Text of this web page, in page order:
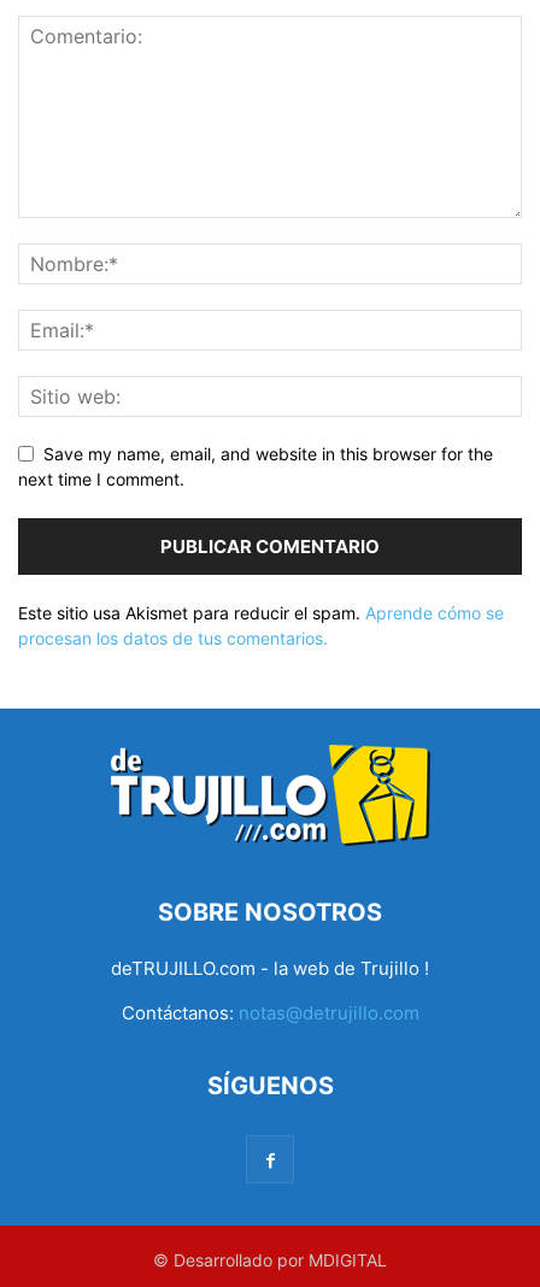
Save my name, email, and website in this browser for the
next time I comment.
Este sitio usa Akismet para reducir el spam. Aprende cómo se
procesan los datos de tus comentarios.
SOBRE NOSOTROS
deTRUJILLO.com - la web de Trujillo !
Contáctanos: notas@detrujillo.com
SÍGUENOS
© Desarrollado por MDIGITAL